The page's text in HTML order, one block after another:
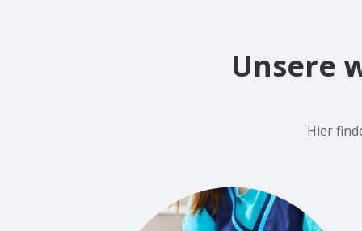
Unsere
Hier